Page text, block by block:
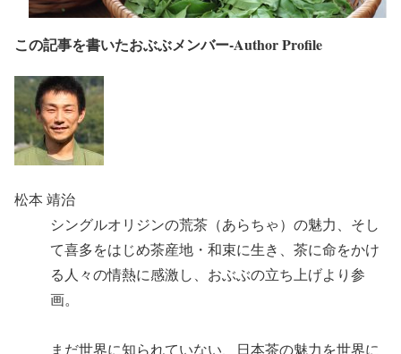
この記事を書いたおぶぶメンバー-Author Profile
松本 靖治
シングルオリジンの荒茶（あらちゃ）の魅力、そし
て喜多をはじめ茶産地・和束に生き、茶に命をかけ
る人々の情熱に感激し、おぶぶの立ち上げより参
画。
まだ世界に知られていない、日本茶の魅力を世界に